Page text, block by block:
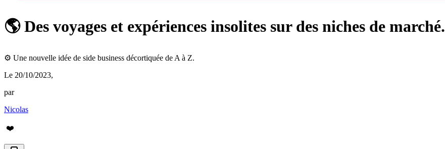
🌎 Des voyages et expériences insolites sur des niches de marché.
⚙️ Une nouvelle idée de side business décortiquée de A à Z.
Le 20/10/2023,
par
Nicolas
❤️